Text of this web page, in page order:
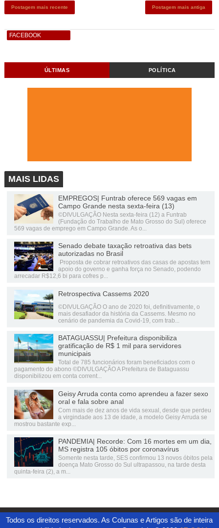
Postagem mais recente Postagem mais antiga
FACEBOOK
ÚLTIMAS POLÍTICA
MAIS LIDAS
EMPREGOS| Funtrab oferece 569 vagas em
Campo Grande nesta sexta-feira (13)
©DIVULGAÇÃO Nesta sexta-feira (12) a Funtrab
(Fundação do Trabalho de Mato Grosso do Sul) oferece
569 vagas de emprego em Campo Grande. As o...
Senado debate taxação retroativa das bets
autorizadas no Brasil
Proposta de cobrar retroativos das casas de apostas tem
apoio do governo e ganha força no Senado, podendo
arrecadar R$12,6 bi para cofres p...
Retrospectiva Cassems 2020
©DIVULGAÇÃO O ano de 2020 foi, definitivamente, o
mais desafiador da história da Cassems. Mesmo no
cenário de pandemia da Covid-19, com trab...
BATAGUASSU| Prefeitura disponibiliza
gratificação de R$ 1 mil para servidores
municipais
Total de 785 funcionários foram beneficiados com o
pagamento do abono ©DIVULGAÇÃO A Prefeitura de Bataguassu
disponibilizou em conta corrent...
Geisy Arruda conta como aprendeu a fazer sexo
oral e fala sobre anal
Com mais de dez anos de vida sexual, desde que perdeu
a virgindade aos 13 de idade, a modelo Geisy Arruda se
mostrou bastante exp...
PANDEMIA| Recorde: Com 16 mortes em um dia,
MS registra 105 óbitos por coronavírus
Somente nesta tarde, SES confirmou 13 novos óbitos pela
doença Mato Grosso do Sul ultrapassou, na tarde desta
quinta-feira (2), a m...
Todos os direitos reservados. As Colunas e Artigos são de inteira